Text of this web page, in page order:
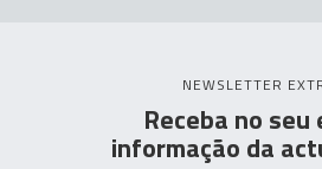
NEWSLETTER
Receba no seu
informação da